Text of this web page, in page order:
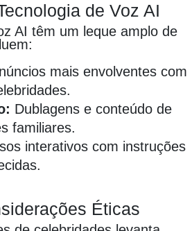
de Voz AI
AI têm um leque amplo de
mais envolventes com
Dublagens e conteúdo de
familiares.
interativos com instruções
Éticas